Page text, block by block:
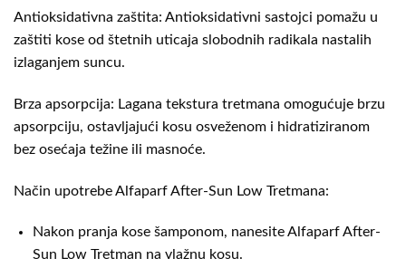
Antioksidativna zaštita: Antioksidativni sastojci pomažu u
zaštiti kose od štetnih uticaja slobodnih radikala nastalih
izlaganjem suncu.
Brza apsorpcija: Lagana tekstura tretmana omogućuje brzu
apsorpciju, ostavljajući kosu osveženom i hidratiziranom
bez osećaja težine ili masnoće.
Način upotrebe Alfaparf After-Sun Low Tretmana:
Nakon pranja kose šamponom, nanesite Alfaparf After-
Sun Low Tretman na vlažnu kosu.